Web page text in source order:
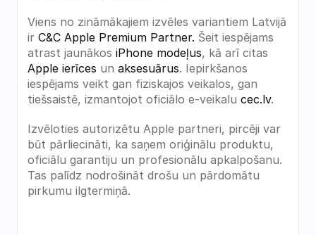
Viens no zināmākajiem izvēles variantiem Latvijā
ir C&C Apple Premium Partner. Šeit iespējams
atrast jaunākos iPhone modeļus
Apple ierīces un aksesuārus. Iepirkšanos
iespējams veikt gan fiziskajos veikalos, gan
tiešsaistē, izmantojot oficiālo e-veikalu cec.lv.
Izvēloties autorizētu Apple partneri, pircēji var
būt pārliecināti, ka saņem oriģinālu produktu,
oficiālu garantiju un profesionālu apkalpošanu.
Tas palīdz nodrošināt drošu un pārdomātu
pirkumu ilgtermiņā.